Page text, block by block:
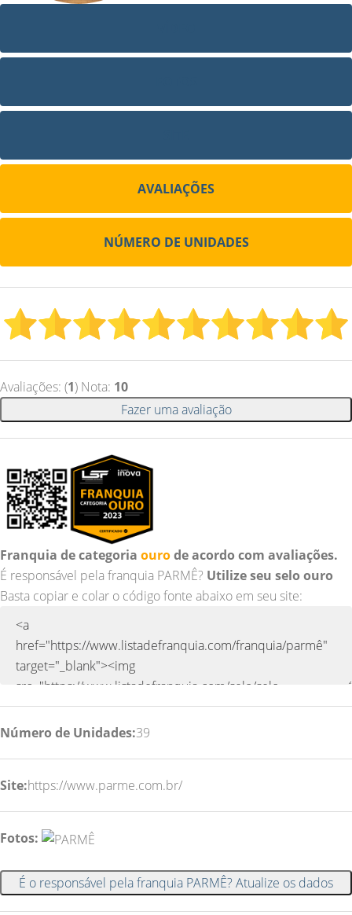
AVALIAÇÕES
NÚMERO DE UNIDADES
Avaliações: (1) Nota: 10
Fazer uma avaliação
Franquia de categoria ourode acordo com avaliações.
É responsável pela franquia PARMÊ? Utilize seu selo ouro
Basta copiar e colar o código fonte abaixo em seu site:
Número de Unidades:39
Site:https://www.parme.com.br/
Fotos:
É o responsável pela franquia PARMÊ? Atualize os dados